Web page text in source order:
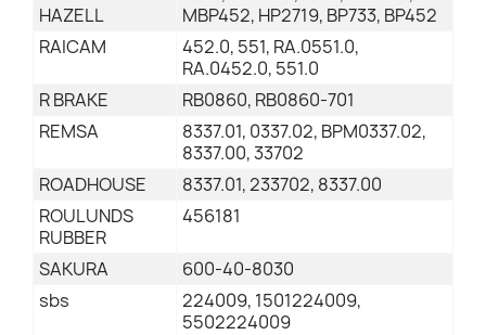
HAZELL
MBP452, HP2719, BP733, BP452
RAICAM
452.0, 551, RA.0551.0,
RA.0452.0, 551.0
R BRAKE
RB0860, RB0860-701
REMSA
8337.01, 0337.02, BPM0337.02,
8337.00, 33702
ROADHOUSE
8337.01, 233702, 8337.00
ROULUNDS
RUBBER
456181
SAKURA
600-40-8030
sbs
224009, 1501224009,
5502224009